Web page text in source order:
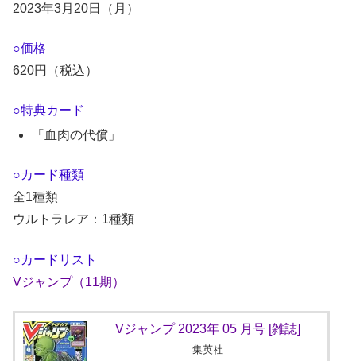
2023年3月20日（月）
○価格
620円（税込）
○特典カード
「血肉の代償」
○カード種類
全1種類
ウルトラレア：1種類
○カードリスト
Vジャンプ（11期）
Vジャンプ 2023年 05 月号 [雑誌]
集英社